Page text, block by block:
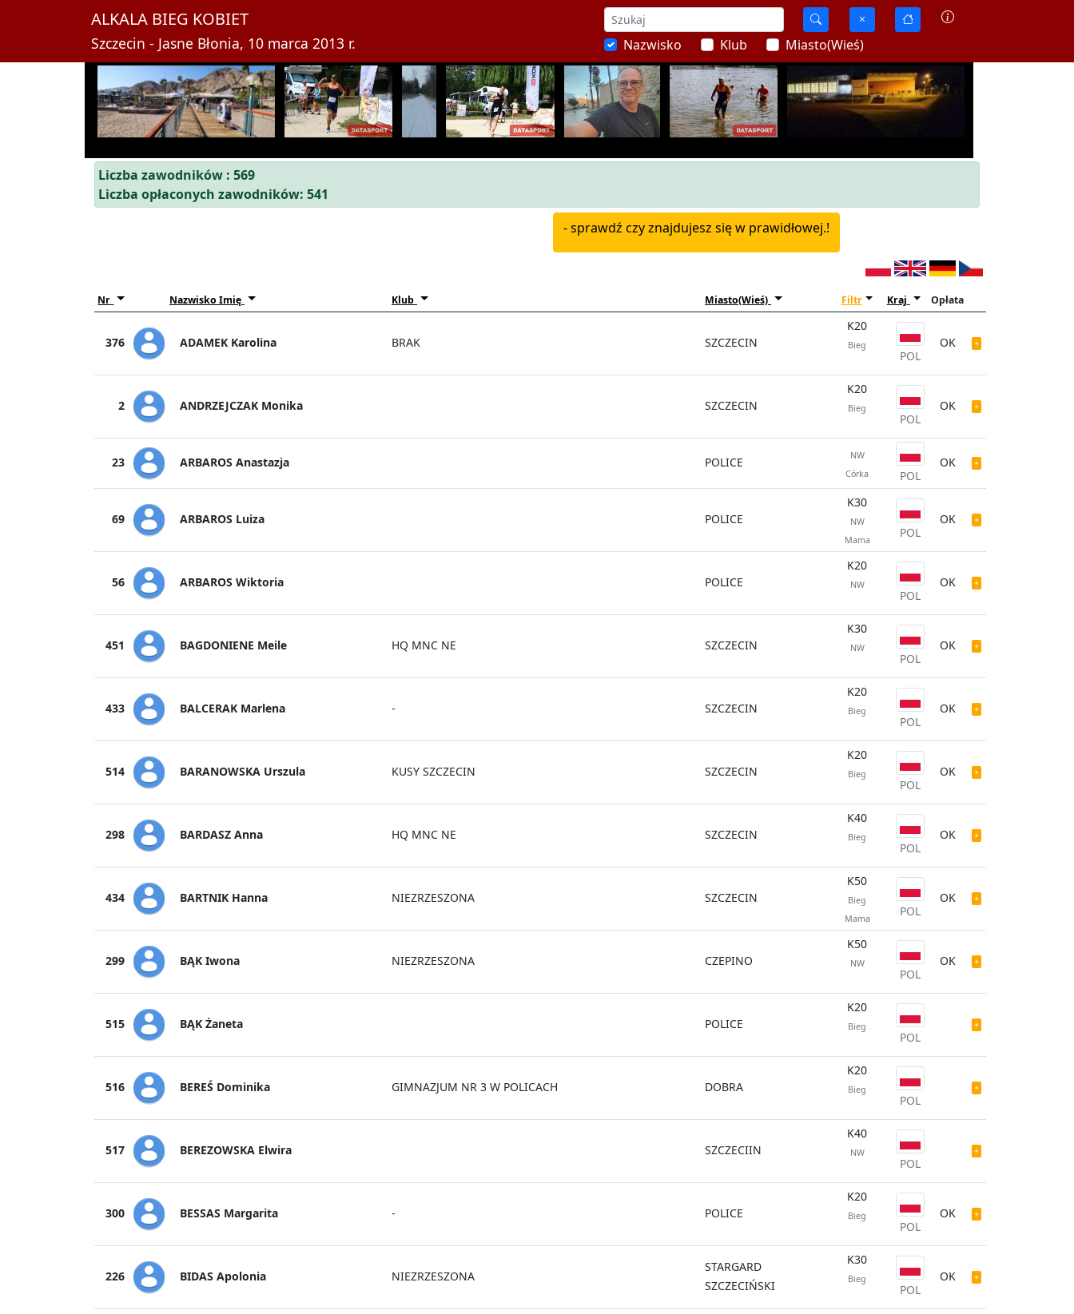
ALKALA BIEG KOBIET
Szczecin - Jasne Błonia, 10 marca 2013 r. Nazwisko Klub Miasto(Wieś)
Liczba zawodników : 569
Liczba opłaconych zawodników: 541
- sprawdź czy znajdujesz się w prawidłowej.!
Nr Nazwisko Imię Klub Miasto(Wieś) Filtr Kraj Opłata
376 ADAMEK Karolina BRAK SZCZECIN
K20
Bieg
POL
OK
2 ANDRZEJCZAK Monika SZCZECIN
K20
Bieg
POL
OK
23 ARBAROS Anastazja POLICE
NW
Córka
POL
OK
69 ARBAROS Luiza POLICE
K30
NW
Mama
POL
OK
56 ARBAROS Wiktoria POLICE
K20
NW
POL
OK
451 BAGDONIENE Meile HQ MNC NE SZCZECIN
K30
NW
POL
OK
433 BALCERAK Marlena - SZCZECIN
K20
Bieg
POL
OK
514 BARANOWSKA Urszula KUSY SZCZECIN SZCZECIN
K20
Bieg
POL
OK
298 BARDASZ Anna HQ MNC NE SZCZECIN
K40
Bieg
POL
OK
434 BARTNIK Hanna NIEZRZESZONA SZCZECIN
K50
Bieg
Mama
POL
OK
299 BĄK Iwona NIEZRZESZONA CZEPINO
K50
NW
POL
OK
515 BĄK Żaneta POLICE
K20
Bieg
POL
516 BEREŚ Dominika GIMNAZJUM NR 3 W POLICACH DOBRA
K20
Bieg
POL
517 BEREZOWSKA Elwira SZCZECIIN
K40
NW
POL
300 BESSAS Margarita - POLICE
K20
Bieg
POL
OK
226 BIDAS Apolonia NIEZRZESZONA
STARGARD
SZCZECIŃSKI
K30
Bieg
POL
OK